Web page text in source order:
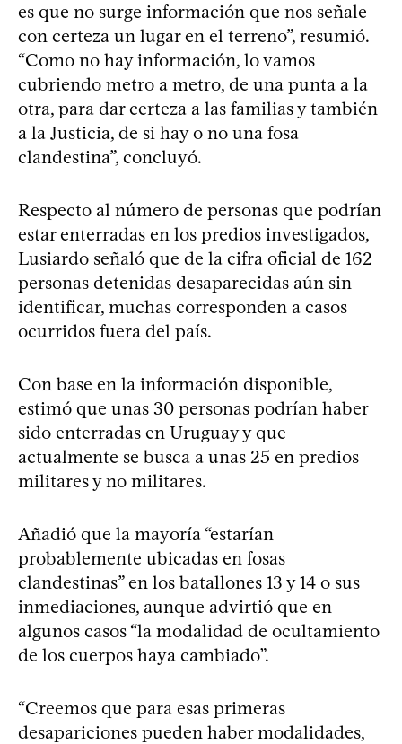
es que no surge información que nos señale
con certeza un lugar en el terreno”, resumió.
“Como no hay información, lo vamos
cubriendo metro a metro, de una punta a la
otra, para dar certeza a las familias y también
a la Justicia, de si hay o no una fosa
clandestina”, concluyó.
Respecto al número de personas que podrían
estar enterradas en los predios investigados,
Lusiardo señaló que de la cifra oficial de 162
personas detenidas desaparecidas aún sin
identificar, muchas corresponden a casos
ocurridos fuera del país.
Con base en la información disponible,
estimó que unas 30 personas podrían haber
sido enterradas en Uruguay y que
actualmente se busca a unas 25 en predios
militares y no militares.
Añadió que la mayoría “estarían
probablemente ubicadas en fosas
clandestinas” en los batallones 13 y 14 o sus
inmediaciones, aunque advirtió que en
algunos casos “la modalidad de ocultamiento
de los cuerpos haya cambiado”.
“Creemos que para esas primeras
desapariciones pueden haber modalidades,